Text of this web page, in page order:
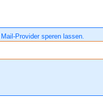
Provider speren lassen.